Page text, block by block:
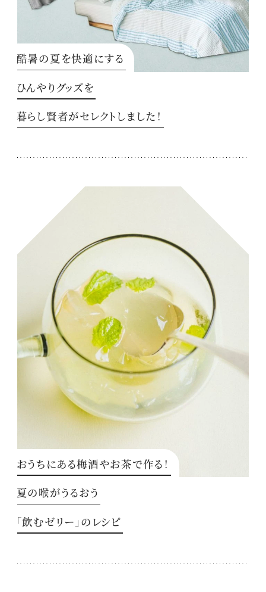
酷暑の夏を快適にする
ひんやりグッズを
暮らし賢者がセレクトしました！
おうちにある梅酒やお茶で作る！
夏の喉がうるおう
「飲むゼリー」のレシピ